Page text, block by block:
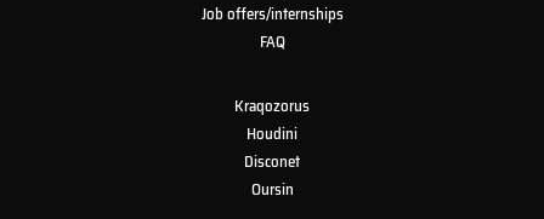
Job offers/internships
FAQ
Kraqozorus
Houdini
Disconet
Oursin